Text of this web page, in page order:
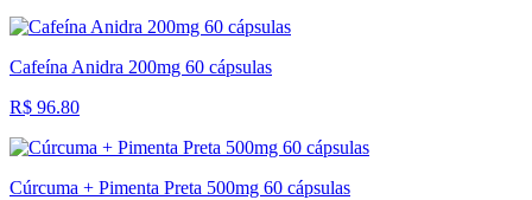
Cafeína Anidra 200mg 60 cápsulas
R$ 96.80
Cúrcuma + Pimenta Preta 500mg 60 cápsulas